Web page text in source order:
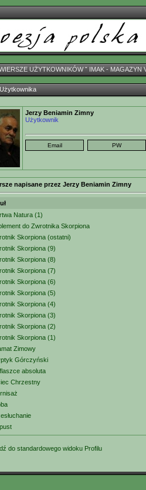
UŻYTKOWNIKÓWˇ IMAK - MAGAZYN
Jerzy Beniamin Zimny
Użytkownik
napisane przez Jerzy Beniamin Zimny
Natura (1)
do Zwrotnika Skorpiona
Skorpiona (ostatni)
Skorpiona (9)
Skorpiona (8)
Skorpiona (7)
Skorpiona (6)
Skorpiona (5)
Skorpiona (4)
Skorpiona (3)
Skorpiona (2)
Skorpiona (1)
Zimowy
Górczyński
absoluta
Chrzestny
do standardowego widoku Profilu